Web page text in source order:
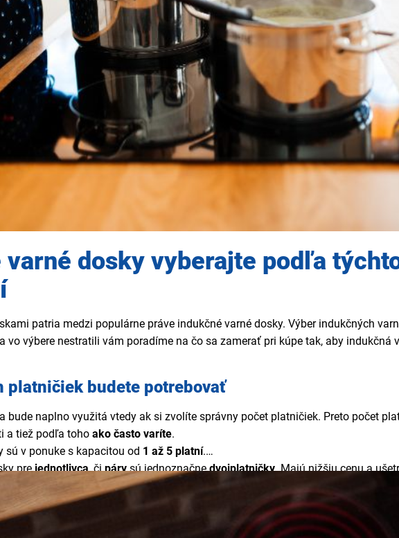
varné dosky vyberajte podľa
patria medzi populárne práve indukčné varné dosky. Výber indukčných
vo výbere nestratili vám poradíme na čo sa zamerať pri kúpe tak, aby indukčná
platničiek budete potrebovať
bude naplno využitá vtedy ak si zvolíte správny počet platničiek. Preto počet
a tiež podľa toho ako často varíte.
sú v ponuke s kapacitou od 1 až 5 platní.
prejednotlivca, čipárysú jednoznačnedvojplatničky. Majú nižšiu cenu a
jedál naraz, alebo ste minimálne , bude sa vám hodiť
skvelou flexibilitou. Už nemusíte myslieť na to či sa nádoba v ktorej